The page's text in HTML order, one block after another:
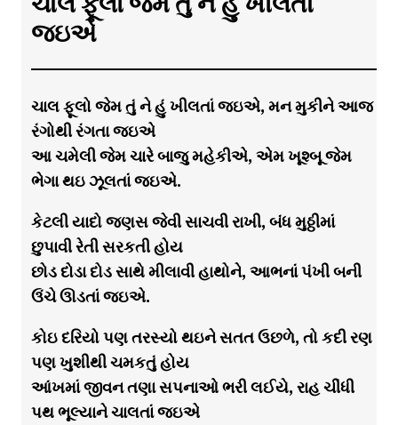
જઇએ
ચાલ ફૂલો જેમ તું ને હું ખીલતાં જઇએ, મન મુકીને આજ
રંગોથી રંગતા જઇએ
આ ચમેલી જેમ ચારે બાજુ મહેકીએ, એમ ખૂશ્બૂ જેમ
ભેગા થઇ ઝૂલતાં જઇએ.
કેટલી યાદો જણસ જેવી સાચવી રાખી, બંધ મુઠ્ઠીમાં
છુપાવી રેતી સરકતી હોય
છોડ દોડા દોડ સાથે મીલાવી હાથોને, આભનાં પંખી બની
ઉંચે ઊડતાં જઇએ.
કોઇ દરિયો પણ તરસ્યો થઇને સતત ઉછળે, તો કદી રણ
પણ ખુશીથી ચમકતું હોય
આંખમાં જીવન તણા સપનાઓ ભરી લઈયે, રાહ ચીંધી
પથ ભૂલ્યાને ચાલતાં જઇએ